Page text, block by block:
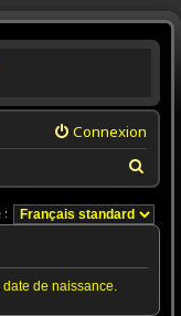
Connexion
e
c
e
:
date de naissance.